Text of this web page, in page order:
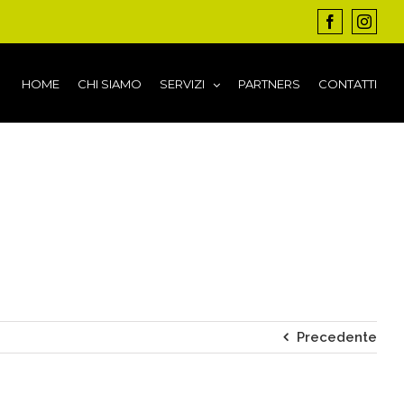
Facebook
HOME CHI SIAMO SERVIZI PARTNERS CONTATTI
Precedente